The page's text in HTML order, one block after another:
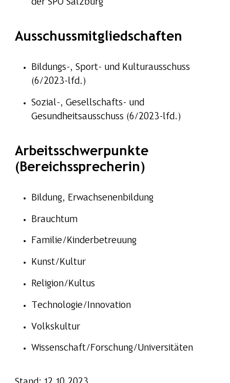
der SPÖ Salzburg
Ausschussmitgliedschaften
Bildungs-, Sport- und Kulturausschuss
(6/2023-lfd.)
Sozial-, Gesellschafts- und
Gesundheitsausschuss (6/2023-lfd.)
Arbeitsschwerpunkte
(Bereichssprecherin)
Bildung, Erwachsenenbildung
Brauchtum
Familie/Kinderbetreuung
Kunst/Kultur
Religion/Kultus
Technologie/Innovation
Volkskultur
Wissenschaft/Forschung/Universitäten